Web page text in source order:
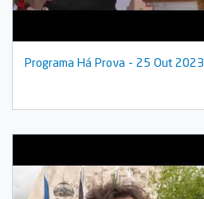
Programa Há Prova - 25 Out 2023